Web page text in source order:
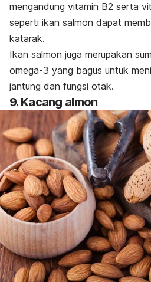
mengandung vitamin B2 serta
seperti ikan salmon dapat
katarak.
Ikan salmon juga merupakan
omega-3 yang bagus untuk
jantung dan fungsi otak.
9. Kacang almon